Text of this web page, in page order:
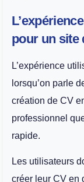
pour un site
L’expérience
lorsqu’on parle
création de CV
professionnel
rapide.
Les utilisateurs
créer leur CV en